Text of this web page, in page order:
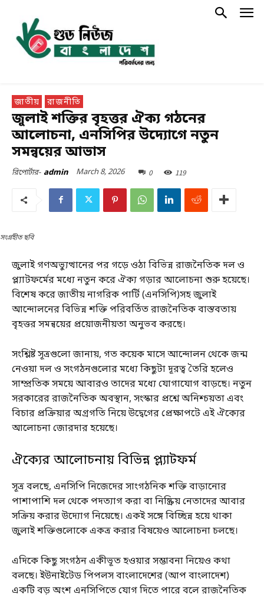
জাতীয় রাজনীতি
জুলাই শক্তির বৃহত্তর ঐক্য গঠনের
আলোচনা, এনসিপির উদ্যোগে নতুন
সমন্বয়ের আভাস
রিপোর্টার- admin March 8, 2026 0 119
সংগ্রহীত ছবি
জুলাই গণঅভ্যুত্থানের পর গড়ে ওঠা বিভিন্ন রাজনৈতিক দল ও
প্ল্যাটফর্মের মধ্যে নতুন করে ঐক্য গড়ার আলোচনা শুরু হয়েছে।
বিশেষ করে জাতীয় নাগরিক পার্টি (এনসিপি)সহ জুলাই
আন্দোলনের বিভিন্ন শক্তি পরিবর্তিত রাজনৈতিক বাস্তবতায়
বৃহত্তর সমন্বয়ের প্রয়োজনীয়তা অনুভব করছে।
সংশ্লিষ্ট সূত্রগুলো জানায়, গত কয়েক মাসে আন্দোলন থেকে জন্ম
নেওয়া দল ও সংগঠনগুলোর মধ্যে কিছুটা দূরত্ব তৈরি হলেও
সাম্প্রতিক সময়ে আবারও তাদের মধ্যে যোগাযোগ বাড়ছে। নতুন
সরকারের রাজনৈতিক অবস্থান, সংস্কার প্রশ্নে অনিশ্চয়তা এবং
বিচার প্রক্রিয়ার অগ্রগতি নিয়ে উদ্বেগের প্রেক্ষাপটে এই ঐক্যের
আলোচনা জোরদার হয়েছে।
ঐক্যের আলোচনায় বিভিন্ন প্ল্যাটফর্ম
সূত্র বলছে, এনসিপি নিজেদের সাংগঠনিক শক্তি বাড়ানোর
পাশাপাশি দল থেকে পদত্যাগ করা বা নিষ্ক্রিয় নেতাদের আবার
সক্রিয় করার উদ্যোগ নিয়েছে। একই সঙ্গে বিচ্ছিন্ন হয়ে থাকা
জুলাই শক্তিগুলোকে একত্র করার বিষয়েও আলোচনা চলছে।
এদিকে কিছু সংগঠন একীভূত হওয়ার সম্ভাবনা নিয়েও কথা
বলছে। ইউনাইটেড পিপলস বাংলাদেশের (আপ বাংলাদেশ)
একটি বড় অংশ এনসিপিতে যোগ দিতে পারে বলে রাজনৈতিক